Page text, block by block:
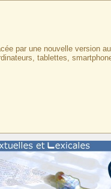
par une nouvelle version au
tablettes,